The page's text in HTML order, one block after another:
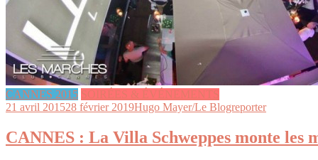
CANNES 2015 SOIRÉES & ÉVÉNEMENTS
21 avril 201528 février 2019Hugo Mayer/Le Blogreporter
CANNES : La Villa Schweppes monte les